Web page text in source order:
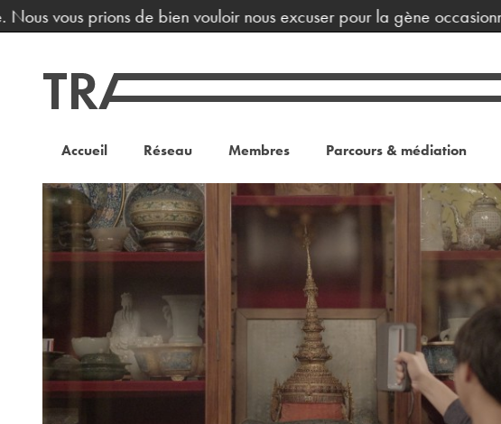
vous prions de bien vouloir nous excuser pour la gène occasionnée.
Accueil Réseau Membres Parcours & médiation